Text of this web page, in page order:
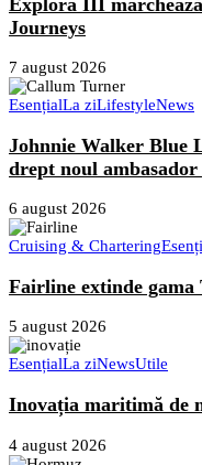
Journeys
7 august 2026
EsențialLa ziLifestyleNews
Johnnie Walker Blue
drept noul
6 august 2026
Cruising & Chartering
Fairline extinde gama
5 august 2026
EsențialLa ziNewsUtile
Inovația maritimă de
4 august 2026